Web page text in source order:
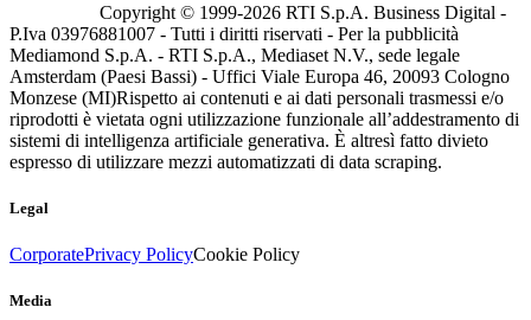
Copyright © 1999-2026 RTI S.p.A. Business Digital -
P.Iva 03976881007 - Tutti i diritti riservati - Per la pubblicità
Mediamond S.p.A. - RTI S.p.A., Mediaset N.V., sede legale
Amsterdam (Paesi Bassi) - Uffici Viale Europa 46, 20093 Cologno
Monzese (MI)Rispetto ai contenuti e ai dati personali trasmessi e/o
riprodotti è vietata ogni utilizzazione funzionale all’addestramento di
sistemi di intelligenza artificiale generativa. È altresì fatto divieto
espresso di utilizzare mezzi automatizzati di data scraping.
Legal
CorporatePrivacy PolicyCookie Policy
Media